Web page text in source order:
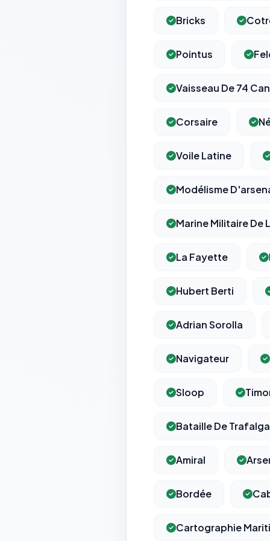
Bricks
Pointus
Vaisseau De 74
Corsaire
Voile Latine
Modélisme
Marine Militaire De
La Fayette
Hubert Berti
Adrian Sorolla
Navigateur
Sloop
Bataille De
Amiral
Bordée
Cartographie